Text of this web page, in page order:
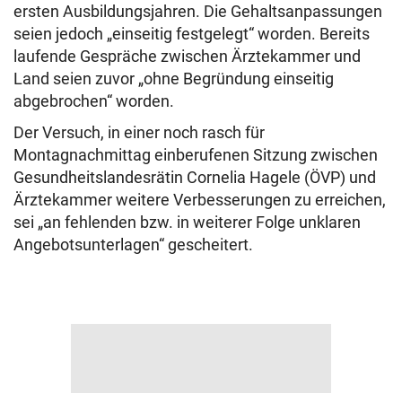
ersten Ausbildungsjahren. Die Gehaltsanpassungen
seien jedoch „einseitig festgelegt“ worden. Bereits
laufende Gespräche zwischen Ärztekammer und
Land seien zuvor „ohne Begründung einseitig
abgebrochen“ worden.
Der Versuch, in einer noch rasch für
Montagnachmittag einberufenen Sitzung zwischen
Gesundheitslandesrätin Cornelia Hagele (ÖVP) und
Ärztekammer weitere Verbesserungen zu erreichen,
sei „an fehlenden bzw. in weiterer Folge unklaren
Angebotsunterlagen“ gescheitert.